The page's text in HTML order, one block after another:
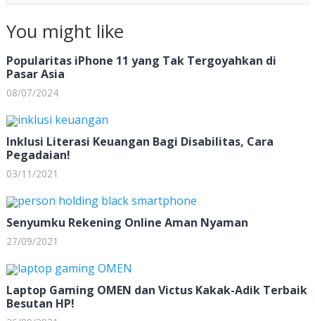
You might like
Popularitas iPhone 11 yang Tak Tergoyahkan di
Pasar Asia
08/07/2024
Inklusi Literasi Keuangan Bagi Disabilitas, Cara
Pegadaian!
03/11/2021
Senyumku Rekening Online Aman Nyaman
27/09/2021
Laptop Gaming OMEN dan Victus Kakak-Adik Terbaik
Besutan HP!